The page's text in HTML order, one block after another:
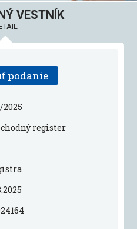
VESTNÍK
podanie
2025
register